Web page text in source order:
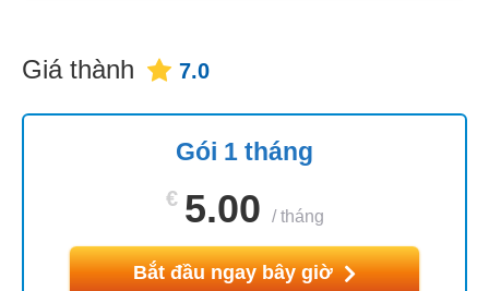
Giá thành 7.0
Gói 1 tháng
€ 5.00 /tháng
Bắt đầu ngay bây giờ